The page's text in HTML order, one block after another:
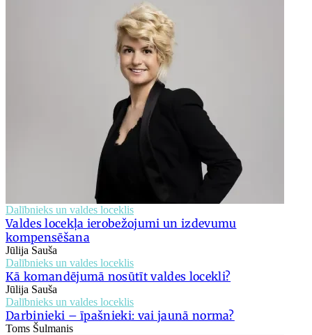
Dalībnieks un valdes loceklis
Valdes locekļa ierobežojumi un izdevumu
kompensēšana
Jūlija Sauša
Dalībnieks un valdes loceklis
Kā komandējumā nosūtīt valdes locekli?
Jūlija Sauša
Dalībnieks un valdes loceklis
Darbinieki – īpašnieki: vai jaunā norma?
Toms Šulmanis